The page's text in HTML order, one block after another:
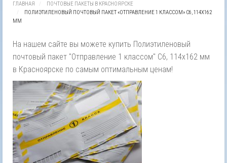
ГЛАВНАЯ
ПОЧТОВЫЕ ПАКЕТЫ В КРАСНОЯРСКЕ
ПОЛИЭТИЛЕНОВЫЙ ПОЧТОВЫЙ ПАКЕТ «ОТПРАВЛЕНИЕ 1 КЛАССОМ» С6, 114Х162
ММ
На нашем сайте вы можете купить Полиэтиленовый
почтовый пакет "Отправление 1 классом" С6, 114х162 мм
в Красноярске по самым оптимальным ценам!
Remember Me